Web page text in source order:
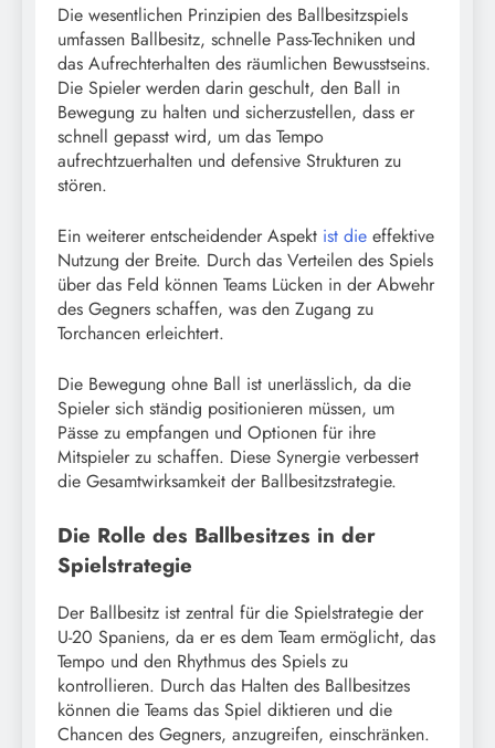
Die wesentlichen Prinzipien des Ballbesitzspiels
umfassen Ballbesitz, schnelle Pass-Techniken und
das Aufrechterhalten des räumlichen Bewusstseins.
Die Spieler werden darin geschult, den Ball in
Bewegung zu halten und sicherzustellen, dass er
schnell gepasst wird, um das Tempo
aufrechtzuerhalten und defensive Strukturen zu
stören.
Ein weiterer entscheidender Aspekt ist die effektive
Nutzung der Breite. Durch das Verteilen des Spiels
über das Feld können Teams Lücken in der Abwehr
des Gegners schaffen, was den Zugang zu
Torchancen erleichtert.
Die Bewegung ohne Ball ist unerlässlich, da die
Spieler sich ständig positionieren müssen, um
Pässe zu empfangen und Optionen für ihre
Mitspieler zu schaffen. Diese Synergie verbessert
die Gesamtwirksamkeit der Ballbesitzstrategie.
Die Rolle des Ballbesitzes in der
Spielstrategie
Der Ballbesitz ist zentral für die Spielstrategie der
U-20 Spaniens, da er es dem Team ermöglicht, das
Tempo und den Rhythmus des Spiels zu
kontrollieren. Durch das Halten des Ballbesitzes
können die Teams das Spiel diktieren und die
Chancen des Gegners, anzugreifen, einschränken.